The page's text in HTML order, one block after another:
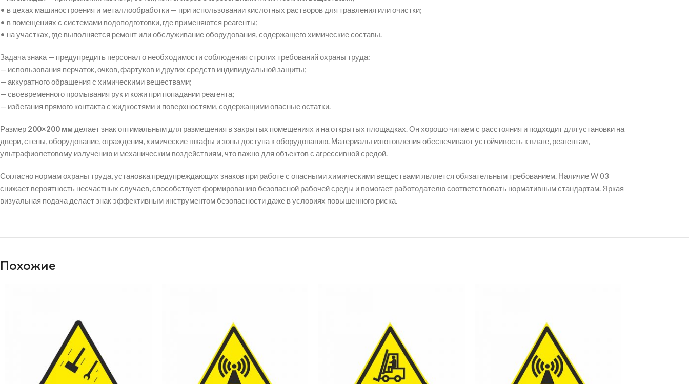
• в цехах машиностроения и металлообработки — при использовании кислотных растворов для травления или очистки;
• в помещениях с системами водоподготовки, где применяются реагенты;
• на участках, где выполняется ремонт или обслуживание оборудования, содержащего химические составы.
Задача знака — предупредить персонал о необходимости соблюдения строгих требований охраны труда:
— использования перчаток, очков, фартуков и других средств индивидуальной защиты;
— аккуратного обращения с химическими веществами;
— своевременного промывания рук и кожи при попадании реагента;
— избегания прямого контакта с жидкостями и поверхностями, содержащими опасные остатки.
Размер 200×200 мм делает знак оптимальным для размещения в закрытых помещениях и на открытых площадках. Он хорошо читаем с расстояния и подходит для установки на
двери, стены, оборудование, ограждения, химические шкафы и зоны доступа к оборудованию. Материалы изготовления обеспечивают устойчивость к влаге, реагентам,
ультрафиолетовому излучению и механическим воздействиям, что важно для объектов с агрессивной средой.
Согласно нормам охраны труда, установка предупреждающих знаков при работе с опасными химическими веществами является обязательным требованием. Наличие W 03
снижает вероятность несчастных случаев, способствует формированию безопасной рабочей среды и помогает работодателю соответствовать нормативным стандартам. Яркая
визуальная подача делает знак эффективным инструментом безопасности даже в условиях повышенного риска.
Похожие